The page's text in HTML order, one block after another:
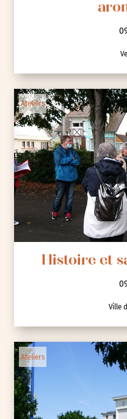
Ateliers
Histoire et
Ville
Ateliers